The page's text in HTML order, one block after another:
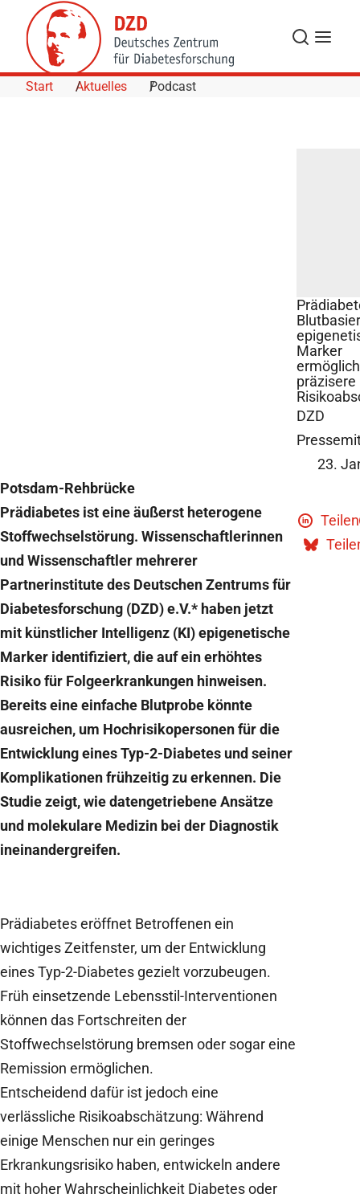
Skip to Content
Suche
Start Aktuelles Podcast
©
Marker
präzisere
DZD
23.
Potsdam-Rehbrücke
Prädiabetes ist eine äußerst heterogene
Stoffwechselstörung. Wissenschaftlerinnen
und Wissenschaftler mehrerer
Partnerinstitute des Deutschen Zentrums für
Diabetesforschung (DZD) e.V.* haben jetzt
mit künstlicher Intelligenz (KI) epigenetische
Marker identifiziert, die auf ein erhöhtes
Risiko für Folgeerkrankungen hinweisen.
Bereits eine einfache Blutprobe könnte
ausreichen, um Hochrisikopersonen für die
Entwicklung eines Typ-2-Diabetes und seiner
Komplikationen frühzeitig zu erkennen. Die
Studie zeigt, wie datengetriebene Ansätze
und molekulare Medizin bei der Diagnostik
ineinandergreifen.
Prädiabetes eröffnet Betroffenen ein
wichtiges Zeitfenster, um der Entwicklung
eines Typ-2-Diabetes gezielt vorzubeugen.
Früh einsetzende Lebensstil-Interventionen
können das Fortschreiten der
Stoffwechselstörung bremsen oder sogar eine
Remission ermöglichen.
Entscheidend dafür ist jedoch eine
verlässliche Risikoabschätzung: Während
einige Menschen nur ein geringes
Erkrankungsrisiko haben, entwickeln andere
mit hoher Wahrscheinlichkeit Diabetes oder
Teilen